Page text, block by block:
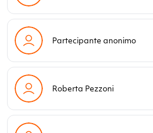
Partecipante anonimo
Roberta Pezzoni